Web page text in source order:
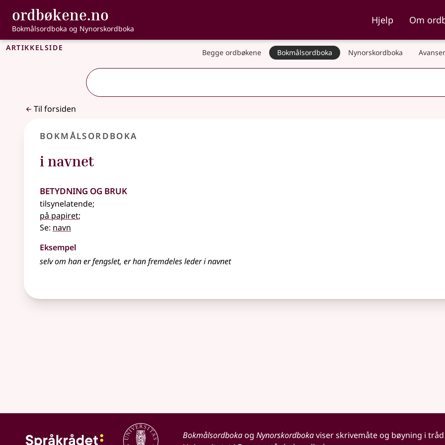
Gå til hovedinnhold
Tilgjengelighet
ordbøkene.no , Bokmålsordboka og Nynorskordboka
Bokmålsordboka og Nynorskordboka
Hjelp Om
Artikkelside Begge ordbøkene Bokmålsordboka Nynorskordboka
Til forsiden
Bokmålsordboka
i navnet
Betydning og bruk
tilsynelatende;
på papiret;
Se: navn
Eksempel
selv om han er fengslet, er han fremdeles leder i navnet
Bokmålsordbokaog Nynorskordbokaviser skrivemåte og bøyning i